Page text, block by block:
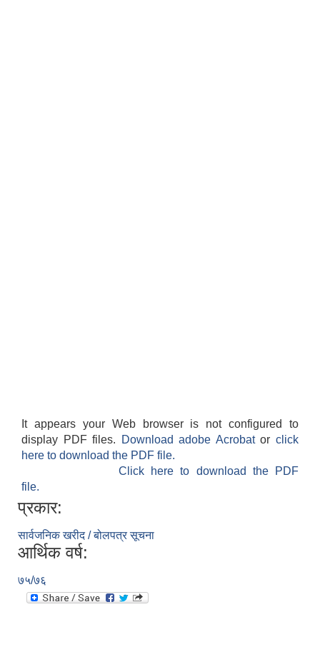
It appears your Web browser is not configured to
display PDF files.
Download adobe Acrobatorclick
here to download the PDF file.
Click here to download the PDF
file.
प्रकार:
सार्वजनिक खरीद / बोलपत्र सूचना
आर्थिक वर्ष:
७५/७६